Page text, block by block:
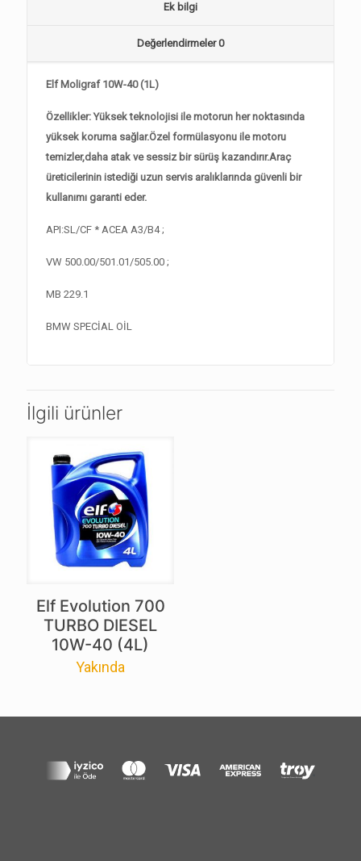
Ek bilgi
Değerlendirmeler0
Elf Moligraf 10W-40 (1L)
Özellikler: Yüksek teknolojisi ile motorun her noktasında
yüksek koruma sağlar.Özel formülasyonu ile motoru
temizler,daha atak ve sessiz bir sürüş kazandırır.Araç
üreticilerinin istediği uzun servis aralıklarında güvenli bir
kullanımı garanti eder.
API:SL/CF * ACEA A3/B4 ;
VW 500.00/501.01/505.00 ;
MB 229.1
BMW SPECİAL OİL
İlgili ürünler
Elf Evolution 700
TURBO DIESEL
10W-40 (4L)
Yakında